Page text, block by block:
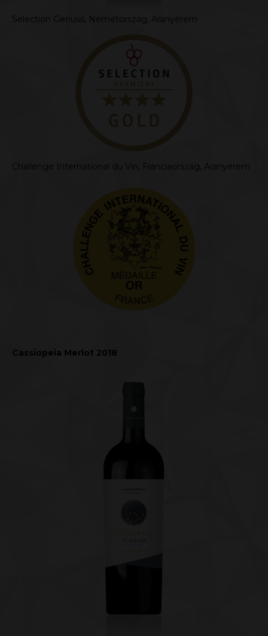
Selection Genuss, Németország, Aranyérem
Challenge International du Vin, Franciaország, Aranyérem
Cassiopeia Merlot 2018